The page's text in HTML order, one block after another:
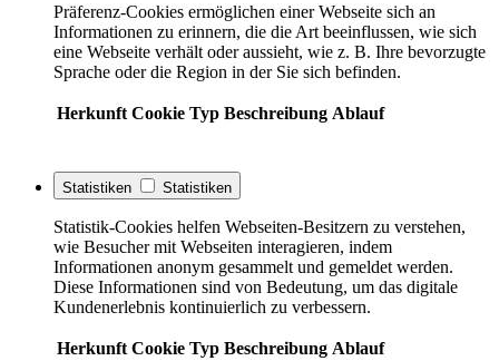
Präferenz-Cookies ermöglichen einer Webseite sich an
Informationen zu erinnern, die die Art beeinflussen, wie sich
eine Webseite verhält oder aussieht, wie z. B. Ihre bevorzugte
Sprache oder die Region in der Sie sich befinden.
Herkunft Cookie Typ Beschreibung Ablauf
Statistiken Statistiken
Statistik-Cookies helfen Webseiten-Besitzern zu verstehen,
wie Besucher mit Webseiten interagieren, indem
Informationen anonym gesammelt und gemeldet werden.
Diese Informationen sind von Bedeutung, um das digitale
Kundenerlebnis kontinuierlich zu verbessern.
Herkunft Cookie Typ Beschreibung Ablauf